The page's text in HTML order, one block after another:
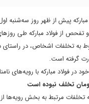
پیش از ظهر روز سه‌شنبه
از فولاد مبارکه طی
گرفته است.
در فولاد مبارکه با رویه‌های
که تخلفات مرتبط به بخش